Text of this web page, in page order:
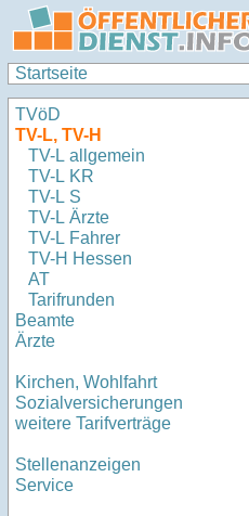
Startseite
TVöD
TV-L, TV-H
TV-L allgemein
TV-L KR
TV-L S
TV-L Ärzte
TV-L Fahrer
TV-H Hessen
AT
Tarifrunden
Beamte
Ärzte
Kirchen, Wohlfahrt
Sozialversicherungen
weitere Tarifverträge
Stellenanzeigen
Service